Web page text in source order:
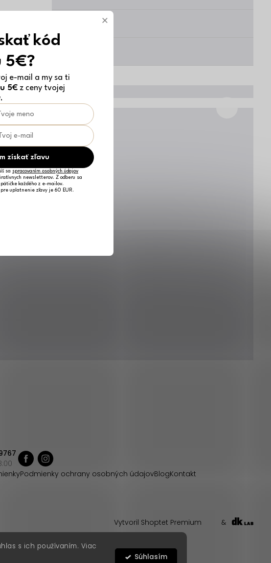
s ich používaním. Viac
Súhlasím
________
Podmienky ochrany osobných údajovBlogKontakt
Vytvoril Shoptet Premium &
×
kód
5€?
e-mail a my sa ti
5€ z ceny tvojej
získať zľavu
sa spracovaním osobných údajov
newsletterov. Z odberu sa
každého z e-mailov.
uplatnenie zľavy je 60 EUR.